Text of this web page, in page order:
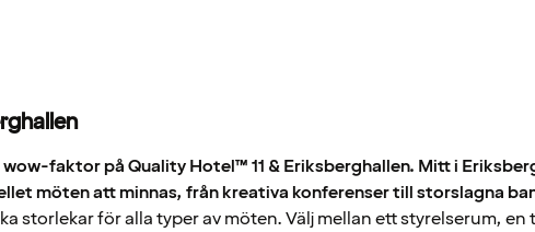
faktor på Quality Hotel™ 11 & Eriksberghallen. Mitt i
möten att minnas, från kreativa konferenser till storslagna
storlekar för alla typer av möten. Välj mellan ett styrelserum, en